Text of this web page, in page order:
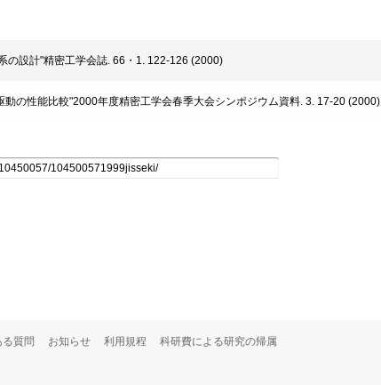
の設計"精密工学会誌. 66・1. 122-126 (2000)
の性能比較"2000年度精密工学会春季大会シンポジウム資料. 3. 17-20 (2000)
る質問 お知らせ 利用規程 科研費による研究の帰属